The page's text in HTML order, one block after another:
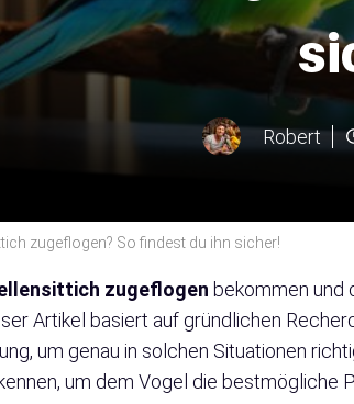
Robert
zugeflogen? So findest du ihn sicher!
zugeflogen bekommen und
Artikel basiert auf gründlichen
um genau in solchen Situationen
um dem Vogel die bestmögliche